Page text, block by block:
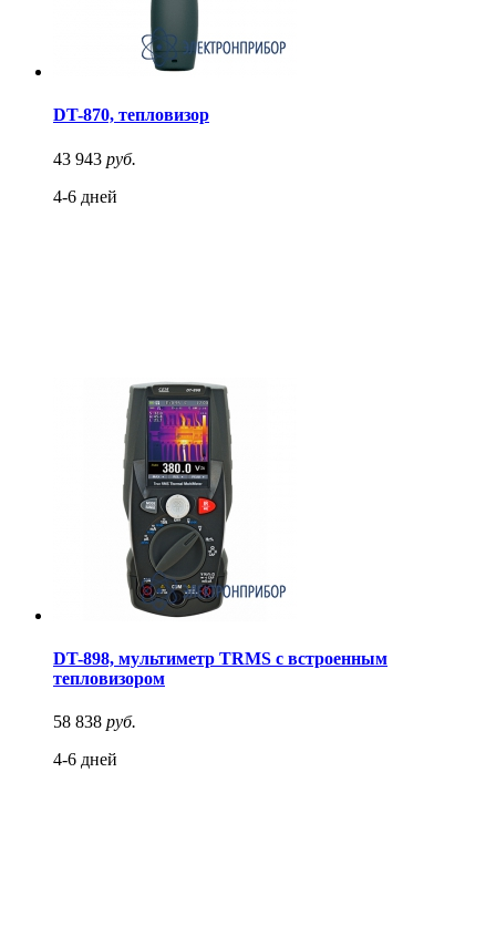
DT-870, тепловизор
43 943 руб.
4-6 дней
DT-898, мультиметр TRMS с встроенным
тепловизором
58 838 руб.
4-6 дней